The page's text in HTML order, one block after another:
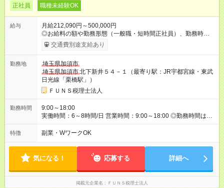
正社員 職種未経験OK
給与
月給212,090円～500,000円
◎お給料の額や勤務形態（一般職・短時間正社員）、勤務時間
（6～8時間）は、ご要望・経験・能力をもとに話し合いで決定
します。 ◎上記額にはみなし残業代（月30時間分、最低39,090
正社員の場合にはみなし残業はありません。残業手当は全額支
給します。無理な残業はありません。 ◎各種手当（勤続手当、
スキル手当等）あります。 ■働き方について バカンス・子育て
休暇もあり、有給休暇は取得しやすく風土です。腰をすえたキ
ャリア形成が目指せます。女性の短時間正社員も活躍していま
す。 ■スキルアップ支援 業界未経験者が多数活躍しています。
計画的にできることを増やせるスキルアップ面談も毎月実施し
実していますので、学ぶ習慣のある方であれば半年ほどでチー
ムに貢献できお給料もアップしていきます。
交通費別途支給あり
勤務地
埼玉県加須市
埼玉県加須市北下新井５４－１（最寄り駅：JR宇都宮線・東武
日光線「栗橋駅」）
ＦＵＮＳ税理士法人
勤務時間
9:00～18:00
実働時間：6～8時間/日 営業時間：9:00～18:00 ◎勤務時間は営
業時間内で相談に応じます。 例：9時～18時、10時～17時など
特徴 副業・WワークOK
気になる！ 応募する 詳細へ
掲載元企業名 ＦＵＮＳ税理士法人